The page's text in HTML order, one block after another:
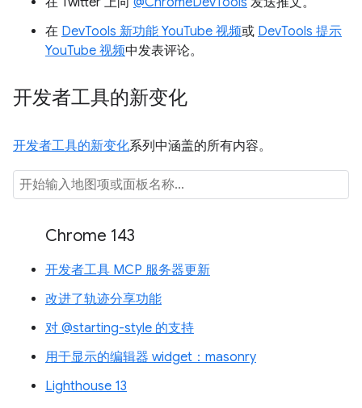
在 DevTools 新功能 YouTube 视频或 DevTools 提示
YouTube 视频中发表评论。
开发者工具的新变化
开发者工具的新变化系列中涵盖的所有内容。
Chrome 143
开发者工具 MCP 服务器更新
改进了轨迹分享功能
对 @starting-style 的支持
用于显示的编辑器 widget：masonry
Lighthouse 13